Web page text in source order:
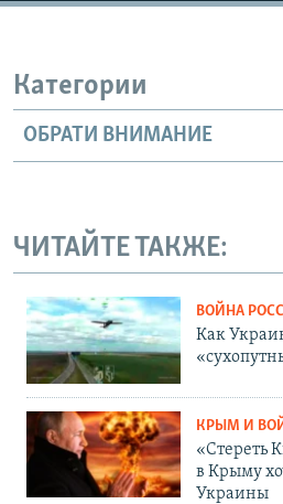
Категории
ОБРАТИ ВНИМАНИЕ
ЧИТАЙТЕ ТАКЖЕ:
ВОЙНА
Как
КРЫМ И
«Стереть
в Крыму
Украины